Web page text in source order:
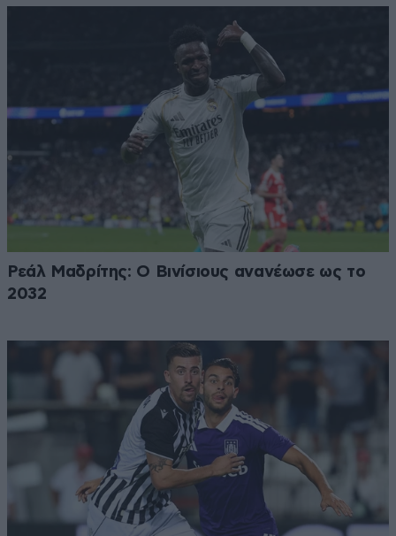
Ρεάλ Μαδρίτης: Ο Βινίσιους ανανέωσε ως το
2032